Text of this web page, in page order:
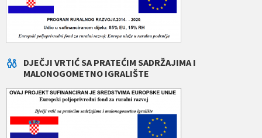
DJEČJI VRTIĆ SA PRATEĆIM SADRŽAJIMA I
MALONOGOMETNO IGRALIŠTE